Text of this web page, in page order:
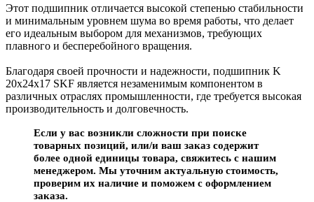
Этот подшипник отличается высокой степенью стабильности
и минимальным уровнем шума во время работы, что делает
его идеальным выбором для механизмов, требующих
плавного и бесперебойного вращения.
Благодаря своей прочности и надежности, подшипник K
20x24x17 SKF является незаменимым компонентом в
различных отраслях промышленности, где требуется высокая
производительность и долговечность.
Если у вас возникли сложности при поиске
товарных позиций, или/и ваш заказ содержит
более одной единицы товара, свяжитесь с нашим
менеджером. Мы уточним актуальную стоимость,
проверим их наличие и поможем с оформлением
заказа.